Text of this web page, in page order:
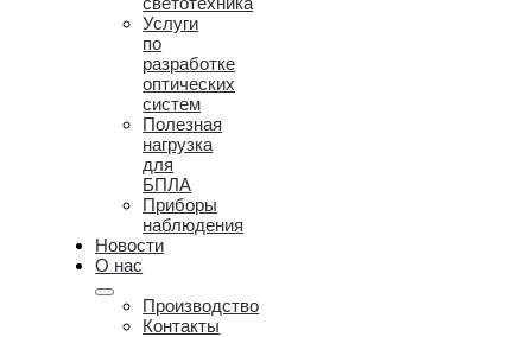
Услуги
по
разработке
оптических
систем
Полезная
нагрузка
для
БПЛА
Приборы
наблюдения
Новости
O нас
Производство
Контакты